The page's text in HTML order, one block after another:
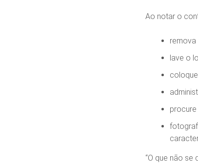
Ao notar o
lave o
“O que não